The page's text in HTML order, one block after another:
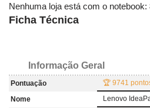
Nenhuma loja está com o
Ficha Técnica
Informação Geral
Pontuação
🏆 9741
Nome
Lenovo